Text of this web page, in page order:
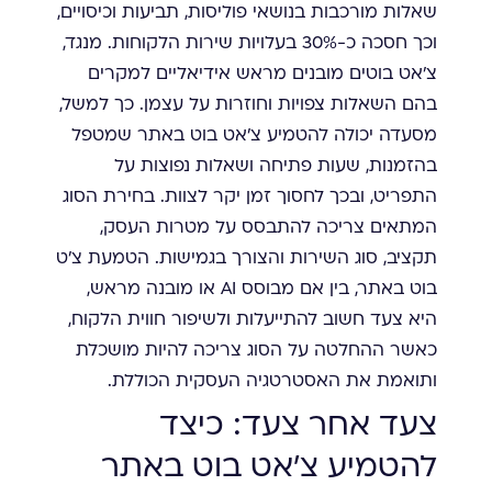
שאלות מורכבות בנושאי פוליסות, תביעות וכיסויים,
וכך חסכה כ-30% בעלויות שירות הלקוחות. מנגד,
צ'אט בוטים מובנים מראש אידיאליים למקרים
בהם השאלות צפויות וחוזרות על עצמן. כך למשל,
מסעדה יכולה להטמיע צ'אט בוט באתר שמטפל
בהזמנות, שעות פתיחה ושאלות נפוצות על
התפריט, ובכך לחסוך זמן יקר לצוות. בחירת הסוג
המתאים צריכה להתבסס על מטרות העסק,
תקציב, סוג השירות והצורך בגמישות. הטמעת צ'ט
בוט באתר, בין אם מבוסס AI או מובנה מראש,
היא צעד חשוב להתייעלות ולשיפור חווית הלקוח,
כאשר ההחלטה על הסוג צריכה להיות מושכלת
ותואמת את האסטרטגיה העסקית הכוללת.
צעד אחר צעד: כיצד
להטמיע צ'אט בוט באתר